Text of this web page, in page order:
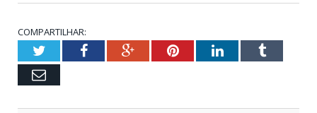
COMPARTILHAR:
TwitterFacebookGoogle+PinterestLinkedInTumblr
Email